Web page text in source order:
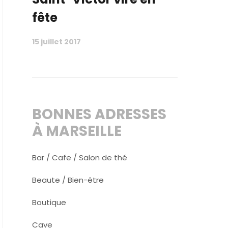
fête
15 juillet 2017
BONNES ADRESSES
À MARSEILLE
Bar / Cafe / Salon de thé
Beaute / Bien-être
Boutique
Cave